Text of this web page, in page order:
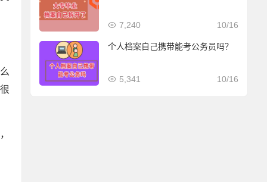
10/16
7,240
个人档案自己携带能考公务员吗？
10/16
5,341